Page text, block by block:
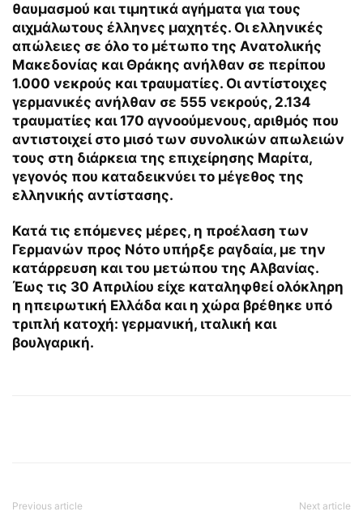
θαυμασμού και τιμητικά αγήματα για τους
αιχμάλωτους έλληνες μαχητές. Οι ελληνικές
απώλειες σε όλο το μέτωπο της Ανατολικής
Μακεδονίας και Θράκης ανήλθαν σε περίπου
1.000 νεκρούς και τραυματίες. Οι αντίστοιχες
γερμανικές ανήλθαν σε 555 νεκρούς, 2.134
τραυματίες και 170 αγνοούμενους, αριθμός που
αντιστοιχεί στο μισό των συνολικών απωλειών
τους στη διάρκεια της επιχείρησης Μαρίτα,
γεγονός που καταδεικνύει το μέγεθος της
ελληνικής αντίστασης.
Κατά τις επόμενες μέρες, η προέλαση των
Γερμανών προς Νότο υπήρξε ραγδαία, με την
κατάρρευση και του μετώπου της Αλβανίας.
Έως τις 30 Απριλίου είχε καταληφθεί ολόκληρη
η ηπειρωτική Ελλάδα και η χώρα βρέθηκε υπό
τριπλή κατοχή: γερμανική, ιταλική και
βουλγαρική.
Previous article Next article